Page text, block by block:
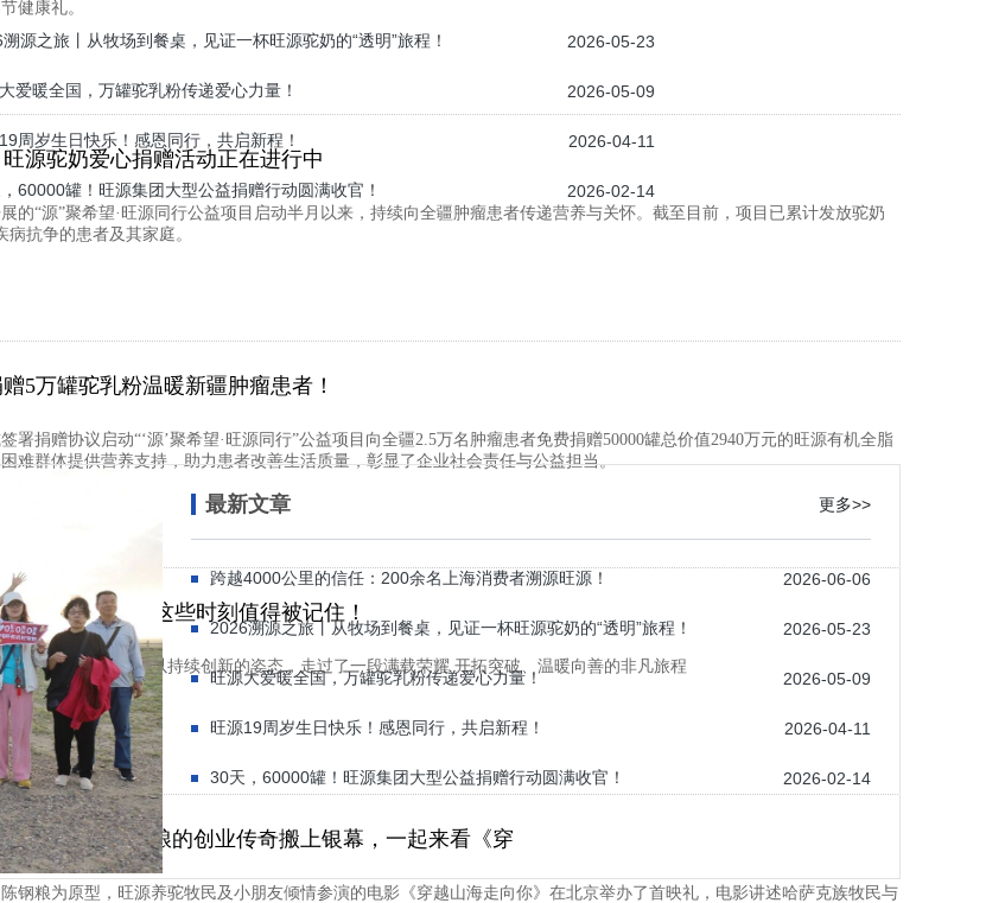
健康礼。
源驼奶爱心捐赠活动正在进行中
的“源”聚希望·旺源同行公益项目启动半月以来，持续向全疆肿瘤患者传递营养与关怀。截至目前，项目已累计发放驼奶
抗争的患者及其家庭。
5万罐驼乳粉温暖新疆肿瘤患者！
署捐赠协议启动“‘源’聚希望·旺源同行”公益项目向全疆2.5万名肿瘤患者免费捐赠50000罐总价值2940万元的旺源有机全脂
难群体提供营养支持，助力患者改善生活质量，彰显了企业社会责任与公益担当。
过2025，旺源这些时刻值得被记住！
踏实稳健的步伐，以持续创新的姿态，走过了一段满载荣耀 开拓突破、温暖向善的非凡旅程
骆驼爷爷”陈钢粮的创业传奇搬上银幕，一起来看《穿
钢粮为原型，旺源养驼牧民及小朋友倾情参演的电影《穿越山海走向你》在北京举办了首映礼，电影讲述哈萨克族牧民与
源之旅丨从牧场到餐桌，见证一杯旺源驼奶的“透明”旅程！ 2026-05-23
爱暖全国，万罐驼乳粉传递爱心力量！ 2026-05-09
周岁生日快乐！感恩同行，共启新程！ 2026-04-11
60000罐！旺源集团大型公益捐赠行动圆满收官！ 2026-02-14
最新文章 更多>>
跨越4000公里的信任：200余名上海消费者溯源旺源！ 2026-06-06
2026溯源之旅丨从牧场到餐桌，见证一杯旺源驼奶的“透明”旅程！ 2026-05-23
旺源大爱暖全国，万罐驼乳粉传递爱心力量！ 2026-05-09
旺源19周岁生日快乐！感恩同行，共启新程！ 2026-04-11
30天，60000罐！旺源集团大型公益捐赠行动圆满收官！ 2026-02-14